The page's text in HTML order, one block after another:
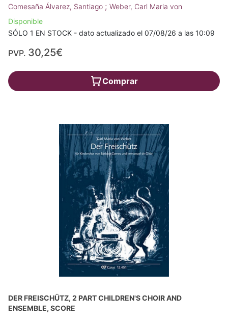
Comesaña Álvarez, Santiago ; Weber, Carl Maria von
Disponible
SÓLO 1 EN STOCK - dato actualizado el 07/08/26 a las 10:09
PVP. 30,25€
Comprar
DER FREISCHÜTZ, 2 PART CHILDREN'S CHOIR AND
ENSEMBLE, SCORE